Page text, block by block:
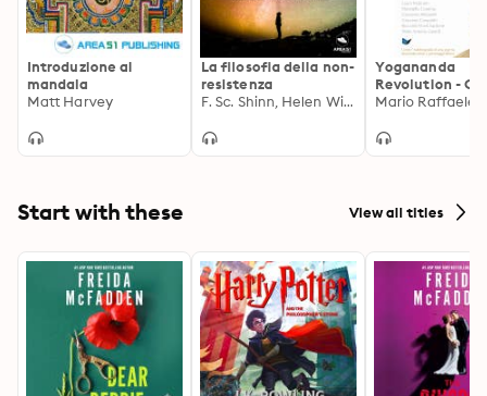
Introduzione al
mandala
Matt Harvey
La filosofia della non-
resistenza
F. Sc. Shinn, Helen Wilmans
Yogananda
Revolution -
Autobiografia
artisti e
Start with these View all titles